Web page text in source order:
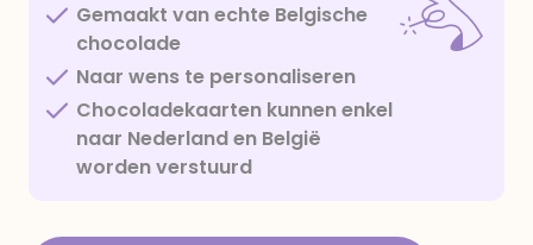
Gemaakt van echte Belgische
chocolade
Naar wens te personaliseren
Chocoladekaarten kunnen enkel
naar Nederland en België
worden verstuurd